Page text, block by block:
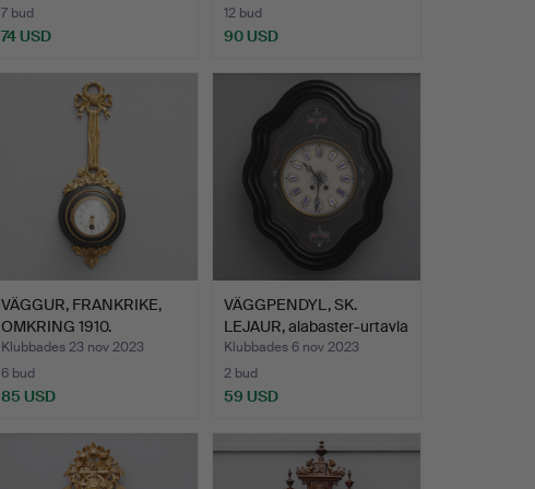
7 bud
74 USD
12 bud
90 USD
VÄGGUR, FRANKRIKE,
OMKRING 1910.
Klubbades 23 nov 2023
6 bud
85 USD
VÄGGPENDYL, SK.
LEJAUR, alabaster-urtavla
…
Klubbades 6 nov 2023
2 bud
59 USD